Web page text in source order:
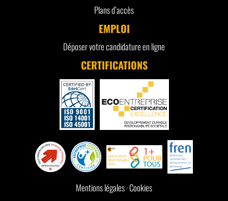
Plans d’accès
EMPLOI
Déposer votre candidature en ligne
CERTIFICATIONS
Mentions légales·Cookies